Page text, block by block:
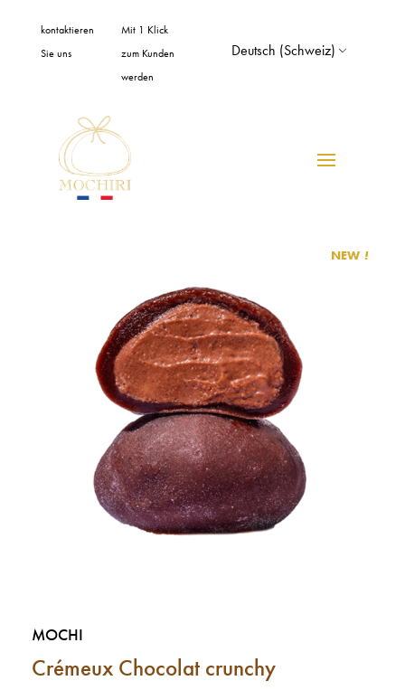
kontaktieren
Sie uns
Mit 1 Klick
zum Kunden
werden
Deutsch (Schweiz)
NEW
MOCHI
Crémeux Chocolat crunchy